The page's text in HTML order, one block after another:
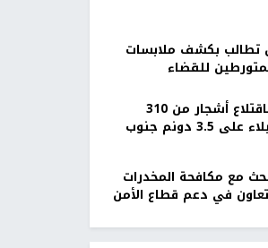
تطالب بكشف ملابسات
للقضاء
الاحتلال يخطر باقتلاع أشجار من 310
دونمات والاستيلاء على 3.5 دونم جنوب
مع مكافحة المخدرات
في دعم قطاع الأمن